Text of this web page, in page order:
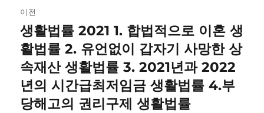
내
비
게
이
이전
이
전
글:
생활법률 2021 1. 합법적으로 이혼 생
활법률 2. 유언없이 갑자기 사망한 상
속재산 생활법률 3. 2021년과 2022
년의 시간급최저임금 생활법률 4.부
당해고의 권리구제 생활법률